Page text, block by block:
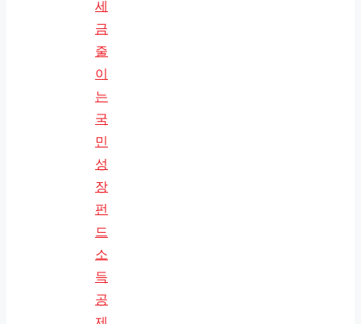
세
금
줄
이
는
국
민
성
장
펀
드
소
득
공